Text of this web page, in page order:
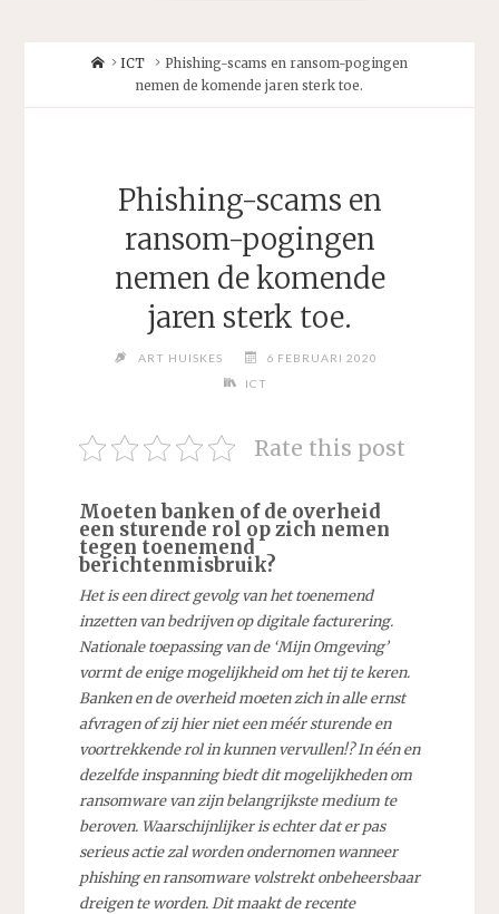
Home
ICT
Phishing-scams en ransom-pogingen
nemen de komende jaren sterk toe.
Phishing-scams en
ransom-pogingen
nemen de komende
jaren sterk toe.
ART HUISKES
6 FEBRUARI 2020
ICT
Rate this post
Moeten banken of de overheid
een sturende rol op zich nemen
tegen toenemend
berichtenmisbruik?
Het is een direct gevolg van het toenemend
inzetten van bedrijven op digitale facturering.
Nationale toepassing van de ‘Mijn Omgeving’
vormt de enige mogelijkheid om het tij te keren.
Banken en de overheid moeten zich in alle ernst
afvragen of zij hier niet een méér sturende en
voortrekkende rol in kunnen vervullen!? In één en
dezelfde inspanning biedt dit mogelijkheden om
ransomware van zijn belangrijkste medium te
beroven. Waarschijnlijker is echter dat er pas
serieus actie zal worden ondernomen wanneer
phishing en ransomware volstrekt onbeheersbaar
dreigen te worden. Dit maakt de recente